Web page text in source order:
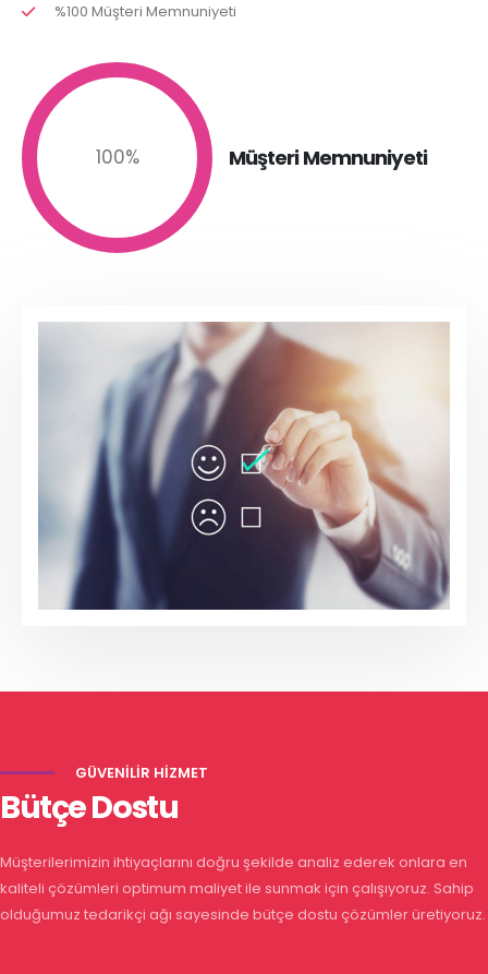
%100 Müşteri Memnuniyeti
100% Müşteri Memnuniyeti
GÜVENİLİR HİZMET
Bütçe Dostu
Müşterilerimizin ihtiyaçlarını doğru şekilde analiz ederek onlara en
kaliteli çözümleri optimum maliyet ile sunmak için çalışıyoruz. Sahip
olduğumuz tedarikçi ağı sayesinde bütçe dostu çözümler üretiyoruz.